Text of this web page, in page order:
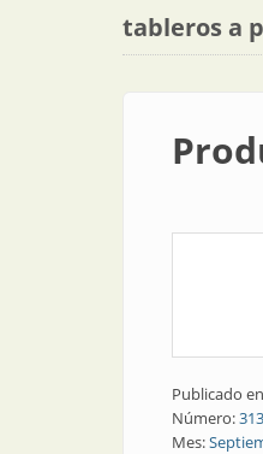
tableros a
Publicado
Número:313
Mes: